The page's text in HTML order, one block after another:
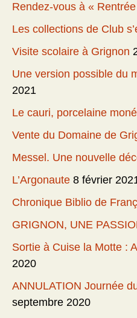
Rendez-vous à «
Les collections de Club
Visite scolaire à Grignon
Une version possible du
2021
Le cauri, porcelaine
Vente du Domaine de
Messel. Une nouvelle
L’Argonaute 8 février
Chronique Biblio de
GRIGNON, UNE
Sortie à Cuise la Motte :
2020
ANNULATION Journée
septembre 2020